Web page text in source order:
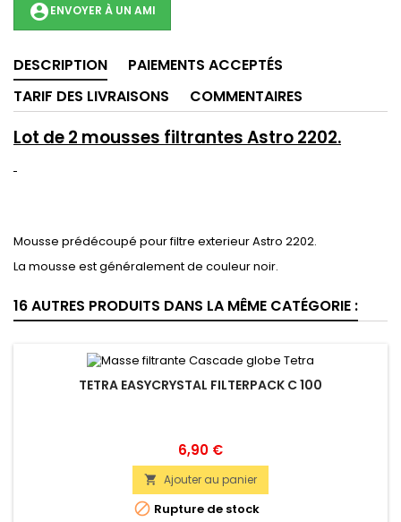
account_circleENVOYER À UN AMI
DESCRIPTION
PAIEMENTS ACCEPTÉS
TARIF DES LIVRAISONS
COMMENTAIRES
Lot de 2 mousses filtrantes Astro 2202.
Mousse prédécoupé pour filtre exterieur Astro 2202.
La mousse est généralement de couleur noir.
16 AUTRES PRODUITS DANS LA MÊME CATÉGORIE :
TETRA EASYCRYSTAL FILTERPACK C 100
Prix
6,90 €
 Ajouter au panier
 Rupture de stock